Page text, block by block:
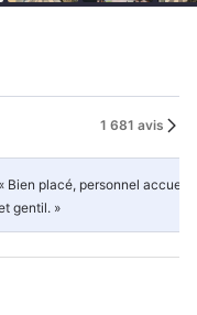
1 681 avis
« Bien placé, personnel
gentil. »